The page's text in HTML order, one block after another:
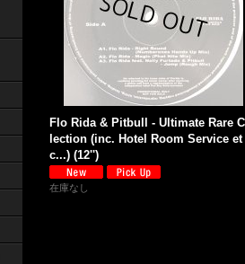
Flo Rida & Pitbull - Ultimate Rare
lection (inc. Hotel Room Service et
c...) (12'')
在庫なし